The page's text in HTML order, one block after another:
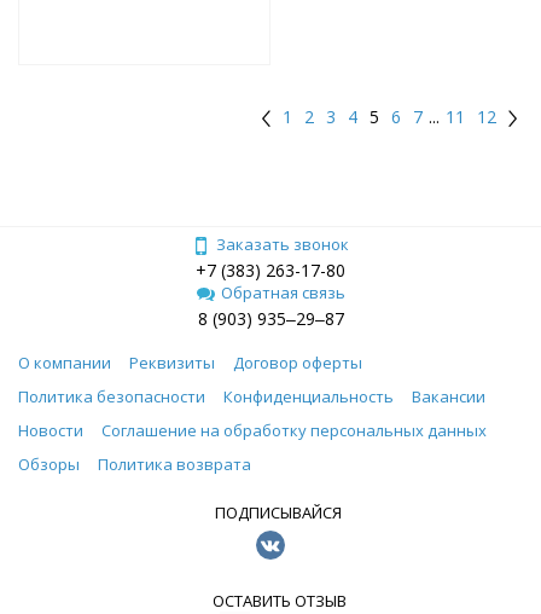
1 2 3 4 5 6 7 ... 11 12
Заказать звонок
+7 (383) 263-17-80
Обратная связь
8 (903) 935‒29‒87
О компании Реквизиты
Договор оферты
Политика безопасности
Конфиденциальность
Вакансии
Новости
Соглашение на обработку персональных данных
Обзоры
Политика возврата
ПОДПИСЫВАЙСЯ
ОСТАВИТЬ ОТЗЫВ